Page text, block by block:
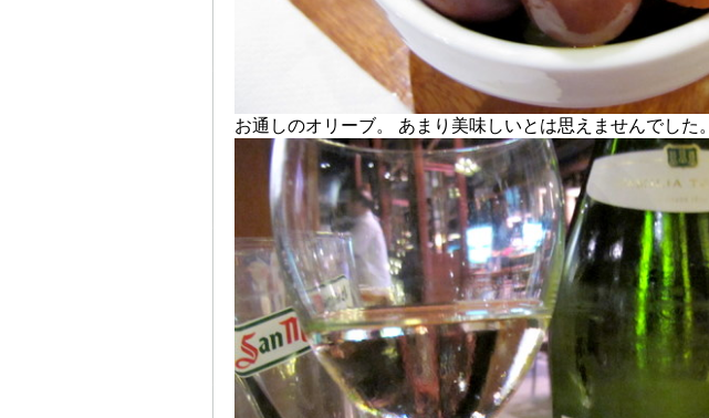
お通しのオリーブ。 あまり美味しいとは思えませんでした。